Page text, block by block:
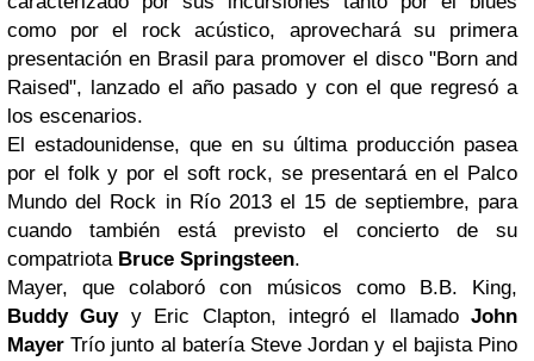
como por el rock acústico, aprovechará su primera
presentación en Brasil para promover el disco "Born and
Raised", lanzado el año pasado y con el que regresó a
los escenarios.
El estadounidense, que en su última producción pasea
por el folk y por el soft rock, se presentará en el Palco
Mundo del Rock in Río 2013 el 15 de septiembre, para
cuando también está previsto el concierto de su
compatriota Bruce Springsteen.
Mayer, que colaboró con músicos como B.B. King,
Buddy Guyy Eric Clapton, integró el llamado John
Mayer Trío junto al batería Steve Jordan y el bajista Pino